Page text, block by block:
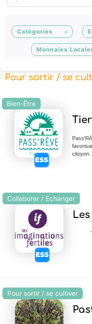
Catégories
Monnaies
Pour sortir / se
Bien-Être
citoyen.
Collaborer / Echanger
Pour sortir / se cultiver